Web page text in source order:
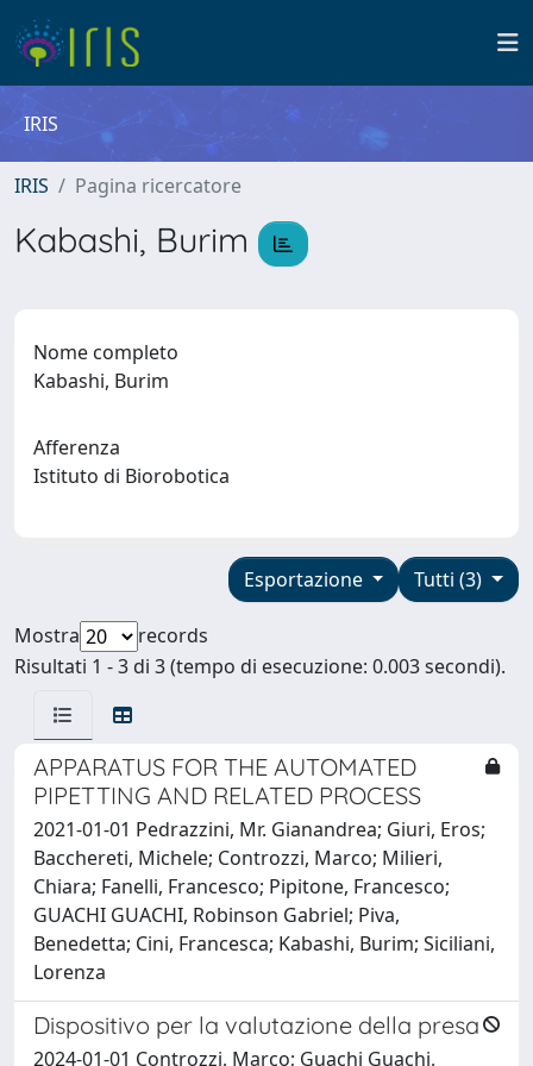
IRIS
IRIS Pagina ricercatore
Kabashi, Burim
Nome completo
Kabashi, Burim
Afferenza
Istituto di Biorobotica
Tutti (3)
Esportazione
Mostra
records
Risultati 1 - 3 di 3 (tempo di esecuzione: 0.003 secondi).
APPARATUS FOR THE AUTOMATED
PIPETTING AND RELATED PROCESS
2021-01-01 Pedrazzini, Mr. Gianandrea; Giuri, Eros;
Bacchereti, Michele; Controzzi, Marco; Milieri,
Chiara; Fanelli, Francesco; Pipitone, Francesco;
GUACHI GUACHI, Robinson Gabriel; Piva,
Benedetta; Cini, Francesca; Kabashi, Burim; Siciliani,
Lorenza
Dispositivo per la valutazione della presa
2024-01-01 Controzzi, Marco; Guachi Guachi,